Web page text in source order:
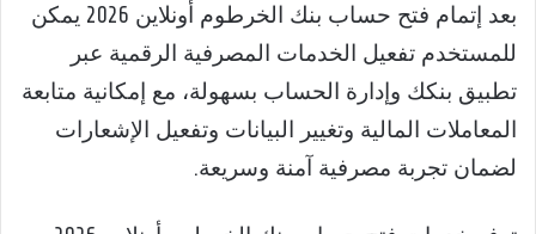
بعد إتمام فتح حساب بنك الخرطوم أونلاين 2026 يمكن
للمستخدم تفعيل الخدمات المصرفية الرقمية عبر
تطبيق بنكك وإدارة الحساب بسهولة، مع إمكانية متابعة
المعاملات المالية وتغيير البيانات وتفعيل الإشعارات
لضمان تجربة مصرفية آمنة وسريعة.